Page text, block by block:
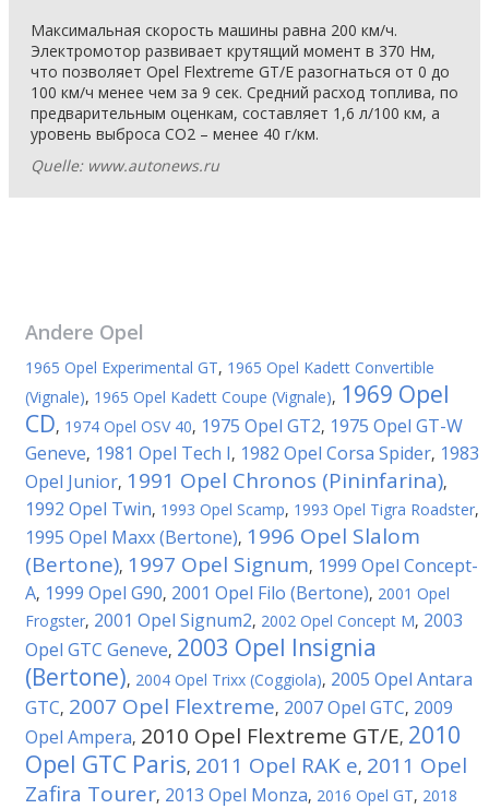
Максимальная скорость машины равна 200 км/ч.
Электромотор развивает крутящий момент в 370 Нм,
что позволяет Opel Flextreme GT/E разогнаться от 0 до
100 км/ч менее чем за 9 сек. Средний расход топлива, по
предварительным оценкам, составляет 1,6 л/100 км, а
уровень выброса СO2 – менее 40 г/км.
Quelle: www.autonews.ru
Andere Opel
1965 Opel Experimental GT, 1965 Opel Kadett Convertible
(Vignale), 1965 Opel Kadett Coupe (Vignale), 1969 Opel
CD, 1974 Opel OSV 40, 1975 Opel GT2, 1975 Opel GT-W
Geneve, 1981 Opel Tech I, 1982 Opel Corsa Spider, 1983
Opel Junior, 1991 Opel Chronos (Pininfarina),
1992 Opel Twin, 1993 Opel Scamp, 1993 Opel Tigra Roadster,
1995 Opel Maxx (Bertone), 1996 Opel Slalom
(Bertone), 1997 Opel Signum, 1999 Opel Concept-
A, 1999 Opel G90, 2001 Opel Filo (Bertone), 2001 Opel
Frogster, 2001 Opel Signum2, 2002 Opel Concept M, 2003
Opel GTC Geneve, 2003 Opel Insignia
(Bertone), 2004 Opel Trixx (Coggiola), 2005 Opel Antara
GTC, 2007 Opel Flextreme, 2007 Opel GTC, 2009
Opel Ampera, 2010 Opel Flextreme GT/E, 2010
Opel GTC Paris, 2011 Opel RAK e, 2011 Opel
Zafira Tourer, 2013 Opel Monza, 2016 Opel GT, 2018